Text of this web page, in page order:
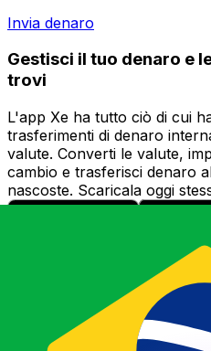
Invia denaro
Gestisci il tuo denaro e
trovi
L'app Xe ha tutto ciò di cui
trasferimenti di denaro
valute. Converti le valute,
cambio e trasferisci denaro
nascoste. Scaricala oggi